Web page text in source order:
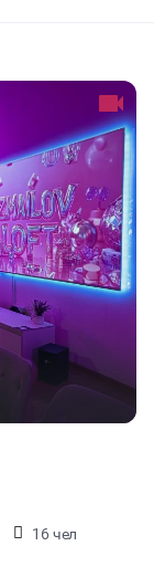
16 чел